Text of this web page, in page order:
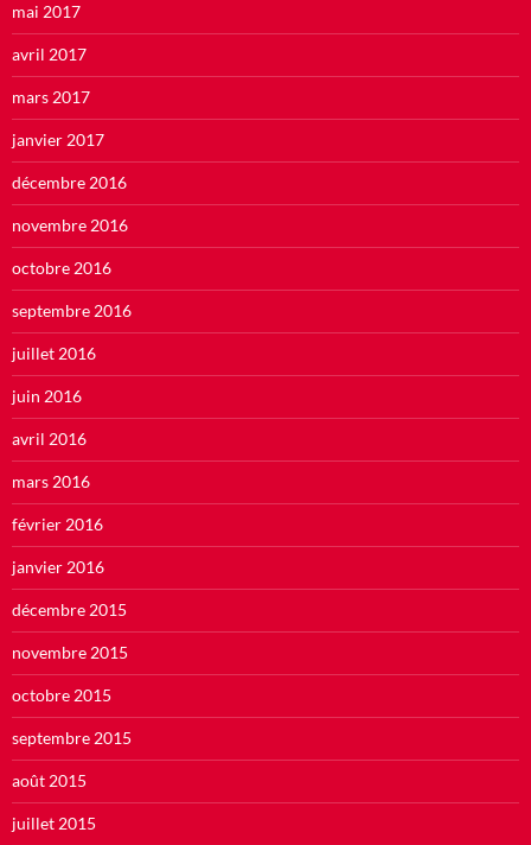
mai 2017
avril 2017
mars 2017
janvier 2017
décembre 2016
novembre 2016
octobre 2016
septembre 2016
juillet 2016
juin 2016
avril 2016
mars 2016
février 2016
janvier 2016
décembre 2015
novembre 2015
octobre 2015
septembre 2015
août 2015
juillet 2015